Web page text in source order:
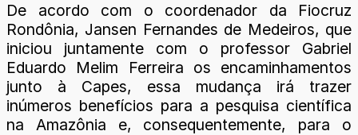
De acordo com o coordenador da Fiocruz
Rondônia, Jansen Fernandes de Medeiros, que
iniciou juntamente com o professor Gabriel
Eduardo Melim Ferreira os encaminhamentos
junto à Capes, essa mudança irá trazer
inúmeros benefícios para a pesquisa científica
na Amazônia e, consequentemente, para o